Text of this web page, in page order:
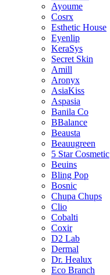
Ayoume
Cosrx
Esthetic House
Eyenlip
KeraSys
Secret Skin
Amill
Aronyx
AsiaKiss
Aspasia
Banila Co
BBalance
Beausta
Beauugreen
5 Star Cosmetic
Beuins
Bling Pop
Bosnic
Chupa Chups
Clio
Cobalti
Coxir
D2 Lab
Dermal
Dr. Healux
Eco Branch